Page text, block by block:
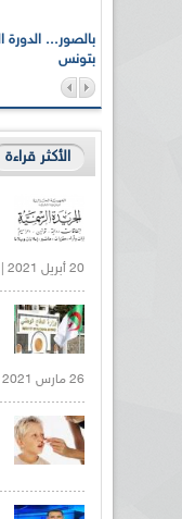
بتونس
الأكثر قراءة
20 أبريل 2021 |
26 مارس 2021 |